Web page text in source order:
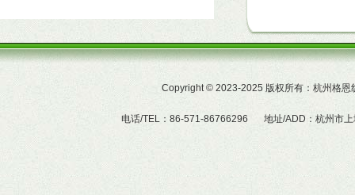
Copyright© 2023-2025 版权所有：杭州格
电话/TEL：86-571-86766296 地址/ADD：杭州市